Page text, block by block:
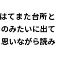
てまた台所と
みたいに出て
いながら読み